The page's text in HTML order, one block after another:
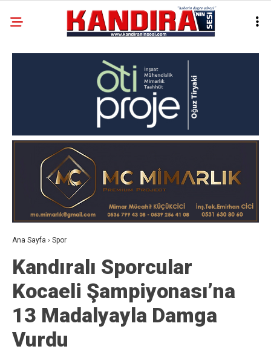
Ana Sayfa › Spor
Kandıralı Sporcular
Kocaeli Şampiyonası’na
13 Madalyayla Damga
Vurdu